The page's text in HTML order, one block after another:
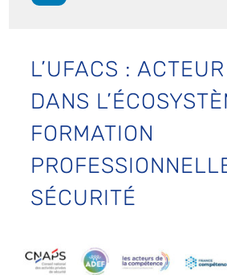
L’UFACS :
DANS
FORMATION
SÉCURITÉ